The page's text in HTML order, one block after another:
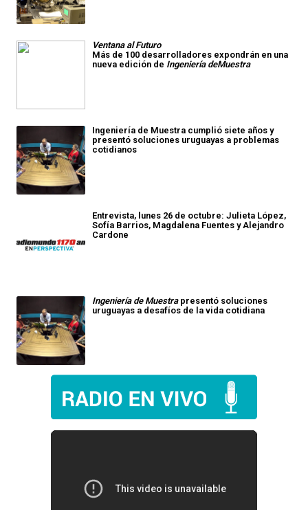
Ventana al Futuro
Más de 100 desarrolladores expondrán en una
nueva edición de Ingeniería deMuestra
Ingeniería de Muestra cumplió siete años y
presentó soluciones uruguayas a problemas
cotidianos
Entrevista, lunes 26 de octubre: Julieta López,
Sofía Barrios, Magdalena Fuentes y Alejandro
Cardone
Ingeniería de Muestrapresentó soluciones
uruguayas a desafíos de la vida cotidiana